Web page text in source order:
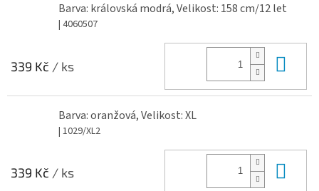
Barva: královská modrá, Velikost: 158 cm/12 let
| 4060507
339 Kč / ks
Barva: oranžová, Velikost: XL
| 1029/XL2
339 Kč / ks